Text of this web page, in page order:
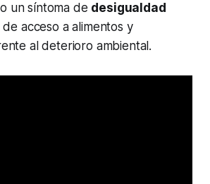
un síntoma de desigualdad
de acceso a alimentos y
al deterioro ambiental.